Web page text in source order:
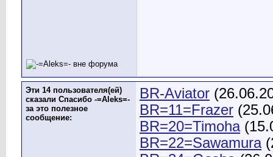
Эти 14 пользователя(ей)
сказали Спасибо -=Aleks=-
за это полезное
сообщение:
BR-Aviator
BR=11=Frazer
BR=20=Timoha
BR=22=Sawamura